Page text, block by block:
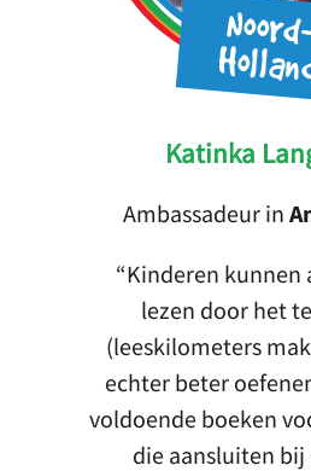
Katinka
Ambassadeur in
Kinderen kunnen
lezen door het
(leeskilometers
echter beter
voldoende boeken
die aansluiten bij